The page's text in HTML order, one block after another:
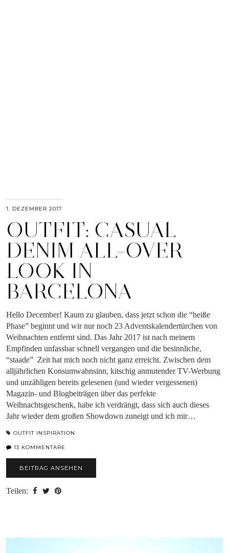
1. DEZEMBER 2017
OUTFIT: CASUAL
DENIM ALL-OVER
LOOK IN
BARCELONA
Hello December! Kaum zu glauben, dass jetzt schon die “heiße
Phase” beginnt und wir nur noch 23 Adventskalendertürchen von
Weihnachten entfernt sind. Das Jahr 2017 ist nach meinem
Empfinden unfassbar schnell vergangen und die besinnliche,
“staade” Zeit hat mich noch nicht ganz erreicht. Zwischen dem
alljährlichen Konsumwahnsinn, kitschig anmutender TV-Werbung
und unzähligen bereits gelesenen (und wieder vergessenen)
Magazin- und Blogbeiträgen über das perfekte
Weihnachtsgeschenk, habe ich verdrängt, dass sich auch dieses
Jahr wieder dem großen Showdown zuneigt und ich mir…
OUTFIT INSPIRATION
13 KOMMENTARE
BEITRAG ANSEHEN
Teilen: